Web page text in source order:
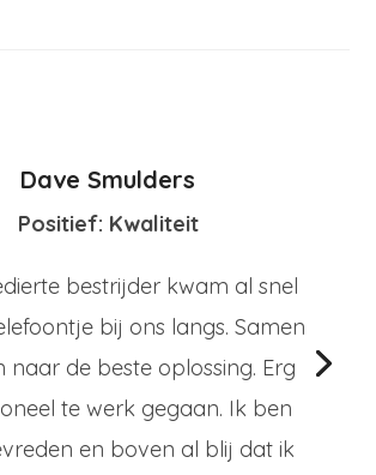
Dave Smulders
Positief: Kwaliteit
bestrijder kwam al snel
bij ons langs. Samen
naar de beste oplossing. Erg
te werk gegaan. Ik ben
en boven al blij dat ik